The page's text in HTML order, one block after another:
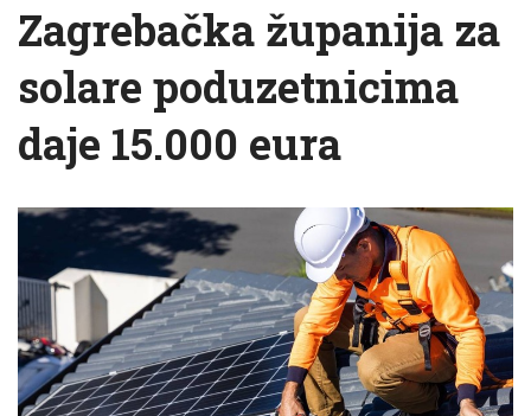
Zagrebačka županija za
solare poduzetnicima
daje 15.000 eura